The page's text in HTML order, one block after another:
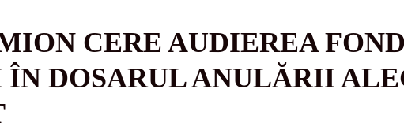
CERE AUDIEREA
DOSARUL ANULĂRII